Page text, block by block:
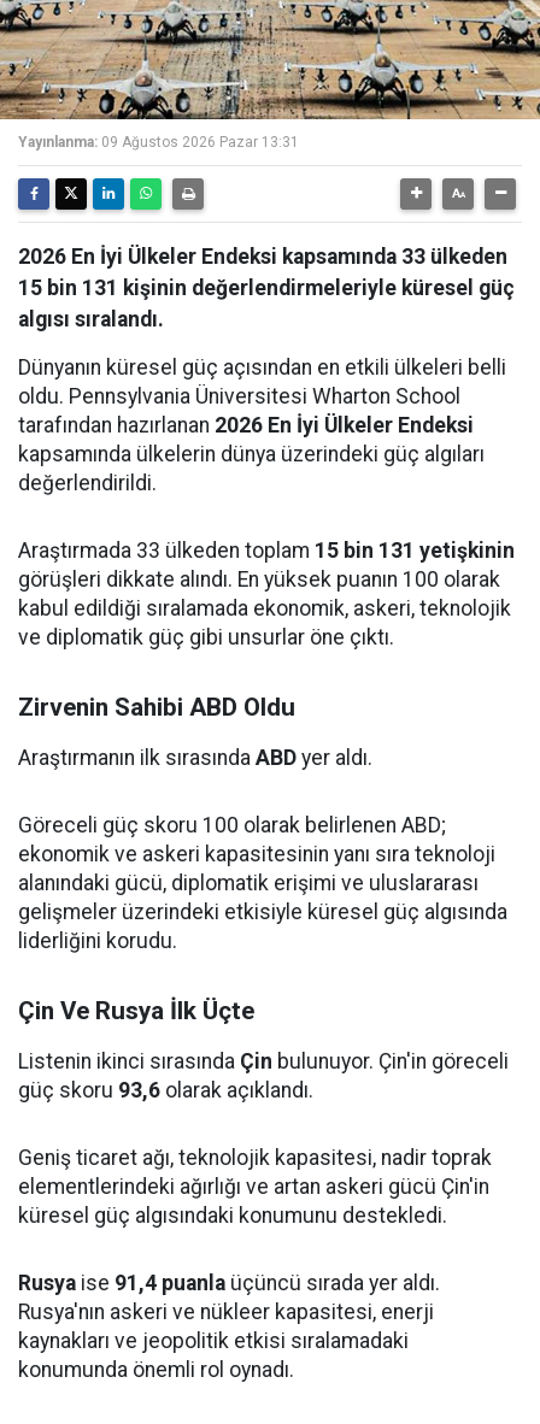
Yayınlanma: 09 Ağustos 2026 Pazar 13:31
2026 En İyi Ülkeler Endeksi kapsamında 33 ülkeden
15 bin 131 kişinin değerlendirmeleriyle küresel güç
algısı sıralandı.
Dünyanın küresel güç açısından en etkili ülkeleri belli
oldu. Pennsylvania Üniversitesi Wharton School
tarafından hazırlanan 2026 En İyi Ülkeler Endeksi
kapsamında ülkelerin dünya üzerindeki güç algıları
değerlendirildi.
Araştırmada 33 ülkeden toplam 15 bin 131 yetişkinin
görüşleri dikkate alındı. En yüksek puanın 100 olarak
kabul edildiği sıralamada ekonomik, askeri, teknolojik
ve diplomatik güç gibi unsurlar öne çıktı.
Zirvenin Sahibi ABD Oldu
Araştırmanın ilk sırasında ABD yer aldı.
Göreceli güç skoru 100 olarak belirlenen ABD;
ekonomik ve askeri kapasitesinin yanı sıra teknoloji
alanındaki gücü, diplomatik erişimi ve uluslararası
gelişmeler üzerindeki etkisiyle küresel güç algısında
liderliğini korudu.
Çin Ve Rusya İlk Üçte
Listenin ikinci sırasında Çin bulunuyor. Çin'in göreceli
güç skoru 93,6 olarak açıklandı.
Geniş ticaret ağı, teknolojik kapasitesi, nadir toprak
elementlerindeki ağırlığı ve artan askeri gücü Çin'in
küresel güç algısındaki konumunu destekledi.
Rusya ise 91,4 puanla üçüncü sırada yer aldı.
Rusya'nın askeri ve nükleer kapasitesi, enerji
kaynakları ve jeopolitik etkisi sıralamadaki
konumunda önemli rol oynadı.